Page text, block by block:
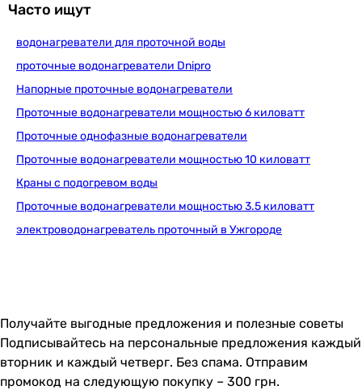
Часто ищут
водонагреватели для проточной воды
проточные водонагреватели Dnipro
Напорные проточные водонагреватели
Проточные водонагреватели мощностью 6 киловатт
Проточные однофазные водонагреватели
Проточные водонагреватели мощностью 10 киловатт
Краны с подогревом воды
Проточные водонагреватели мощностью 3.5 киловатт
электроводонагреватель проточный в Ужгороде
Получайте выгодные предложения и полезные советы
Подписывайтесь на персональные предложения каждый
вторник и каждый четверг. Без спама. Отправим
промокод на следующую покупку – 300 грн.